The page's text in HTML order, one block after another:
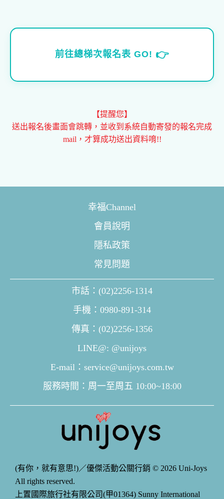
前往總梯次報名表 GO! 👉
【提醒您】
送出報名後畫面會跳轉，並收到系統自動寄發的報名完成
mail，才算成功送出資料唷!!
幸福Channel
會員說明
隱私政策
常見問題
市話：(02)2256-1314
手機：0980-891-314
傳真：(02)2256-1356
LINE@: @unijoys
E-mail：service@unijoys.com.tw
服務時間：周一至周五 10:00~18:00
(有你，就有意思!)／優傑活動公關行銷 © 2026 Uni-Joys
All rights reserved.
上置國際旅行社有限公司(甲01364) Sunny International